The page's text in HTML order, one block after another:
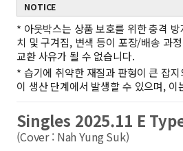
NOTICE
* 아웃박스는 상품 보호를 위한 충격
치 및 구겨짐, 변색 등이 포장/배송 과
교환 사유가 될 수 없습니다.
* 습기에 취약한 재질과 판형이 큰 잡
이 생산 단계에서 발생할 수 있으며, 이
Singles 2025.11 E
(Cover : Nah Yung Suk)